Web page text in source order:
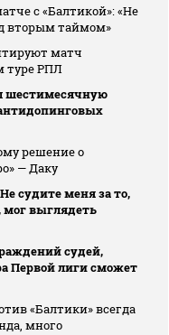
с «Балтикой»: «Не
вторым таймом»
матч
туре РПЛ
шестимесячную
решение о
— Даку
судите меня за то,
мог выглядеть
судей,
Первой лиги сможет
«Балтики» всегда
много